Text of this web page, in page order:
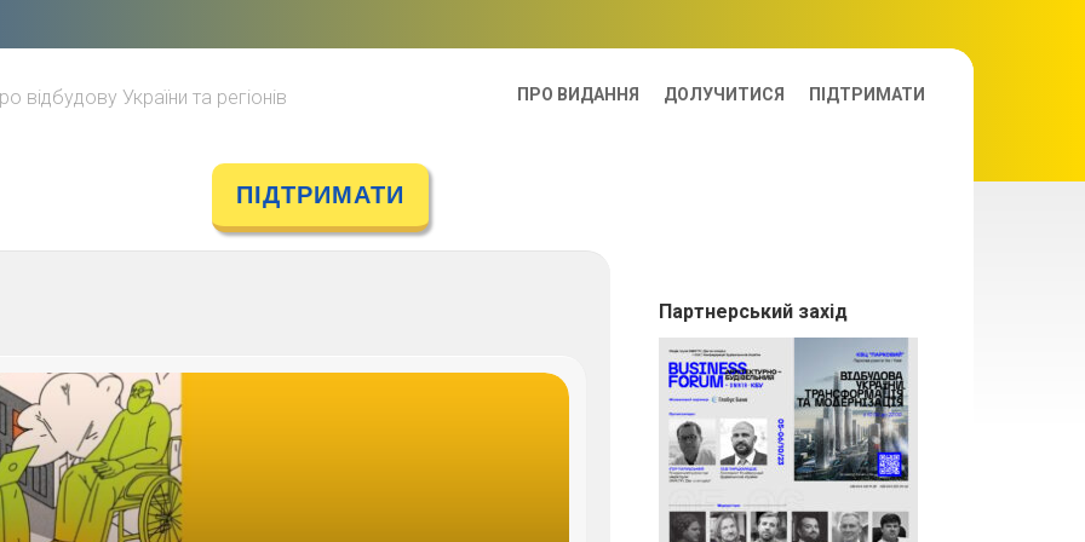
відбудову України та регіонів ПРО ВИДАННЯ ДОЛУЧИТИСЯ ПІДТРИМАТИ
ПІДТРИМАТИ
Партнерський захід